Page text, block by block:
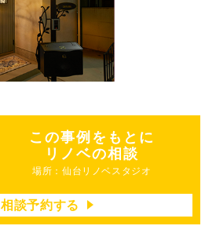
この事例をもとに
リノベの相談
場所：仙台リノベスタジオ
相談予約する